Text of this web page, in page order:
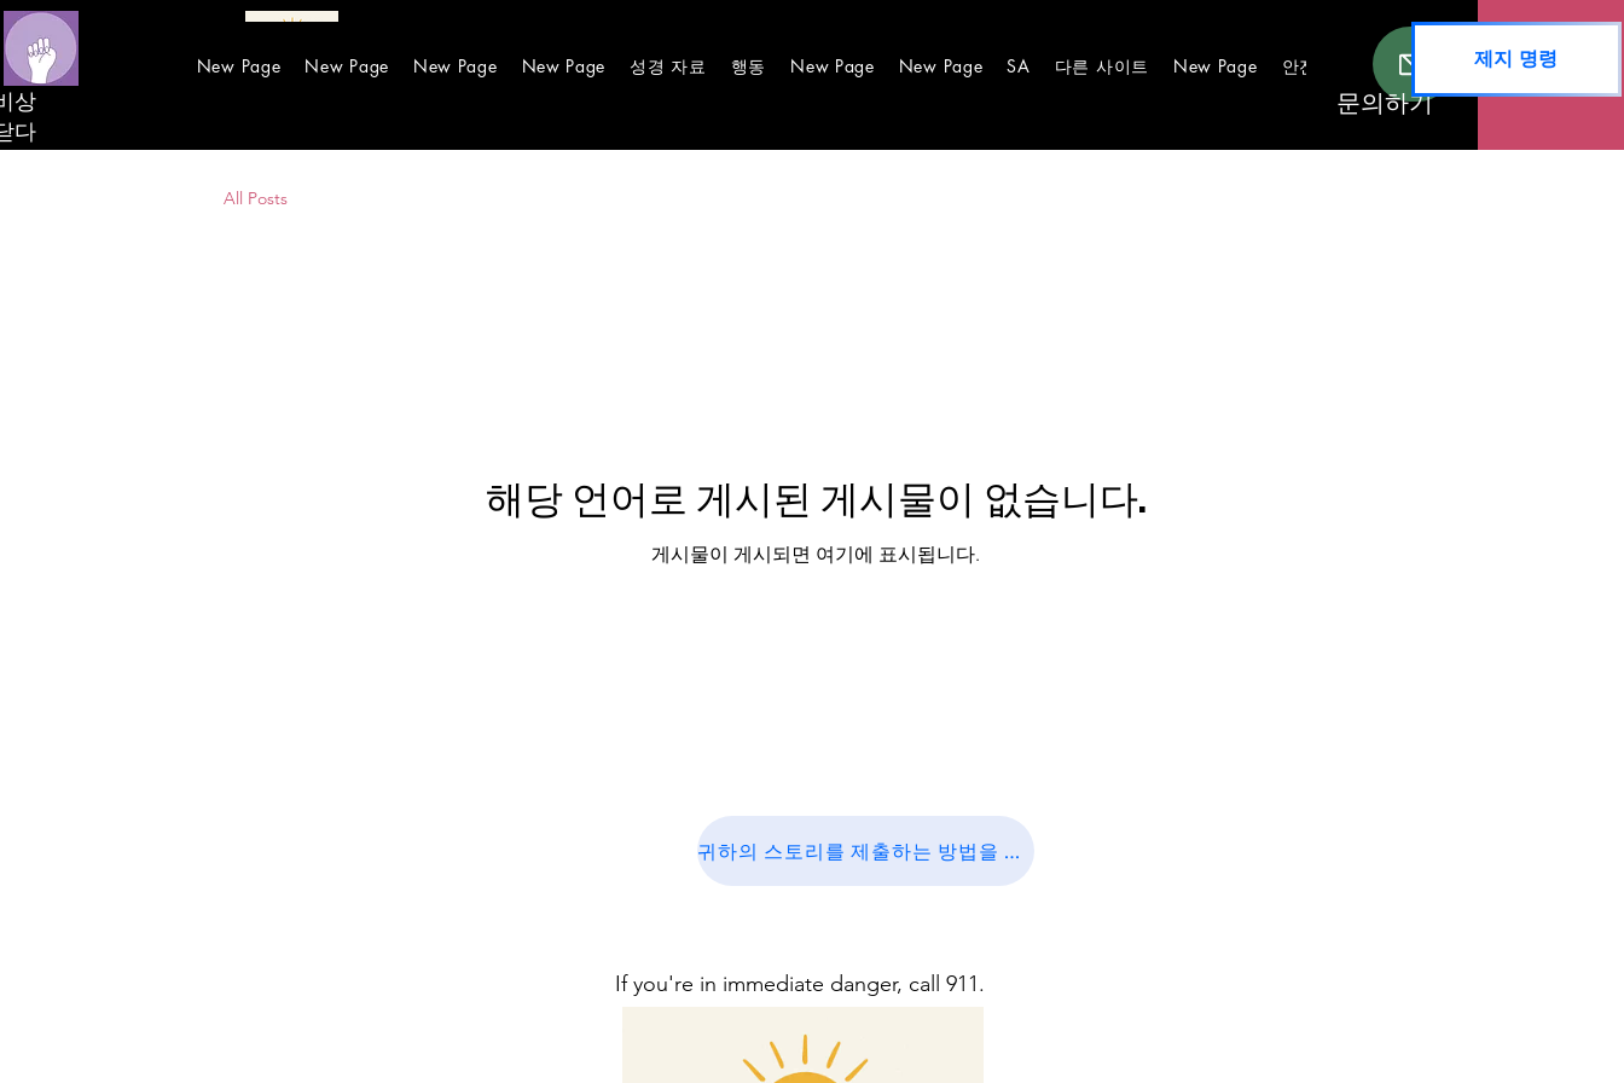
상
다
New Page New Page New Page New Page 성경 자료 행동 New Page New Page SA 다른 사이트 New Page 안전한 장소 증언들
문의하기
제지 명령
All Posts
해당 언어로 게시된 게시물이 없습니다.
게시물이 게시되면 여기에 표시됩니다.
귀하의 스토리를 제출하는 방법을 알아보세요
If you're in immediate danger, call 911.